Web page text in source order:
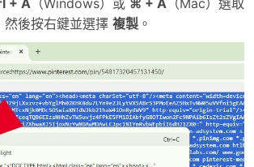
+ A （Windows）或 ⌘ + A （Mac）選取
然後按右鍵並選擇 複製 。